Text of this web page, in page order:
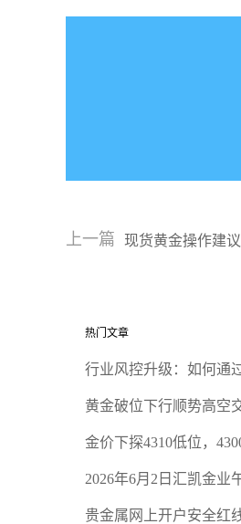
上一篇 现货黄金操作建议
热门文章
行业风控升级：如何通
黄金破位下行顺势高空
金价下探4310低位，
2026年6月2日汇凯金业
贵金属网上开户安全红